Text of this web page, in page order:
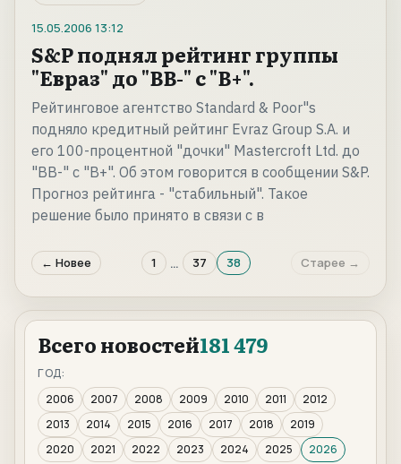
15.05.2006 13:12
S&P поднял рейтинг группы
"Евраз" до "BB-" с "B+".
Рейтинговое агентство Standard & Poor"s
подняло кредитный рейтинг Evraz Group S.A. и
его 100-процентной "дочки" Mastercroft Ltd. до
"BB-" с "B+". Об этом говорится в сообщении S&P.
Прогноз рейтинга - "стабильный". Такое
решение было принято в связи с в
← Новее 1 … 37 38 Старее →
Всего новостей181 479
ГОД:
2006
2007 2008 2009 2010 2011
2012
2013
2014 2015 2016 2017 2018
2019
2020
2021 2022 2023 2024 2025
2026